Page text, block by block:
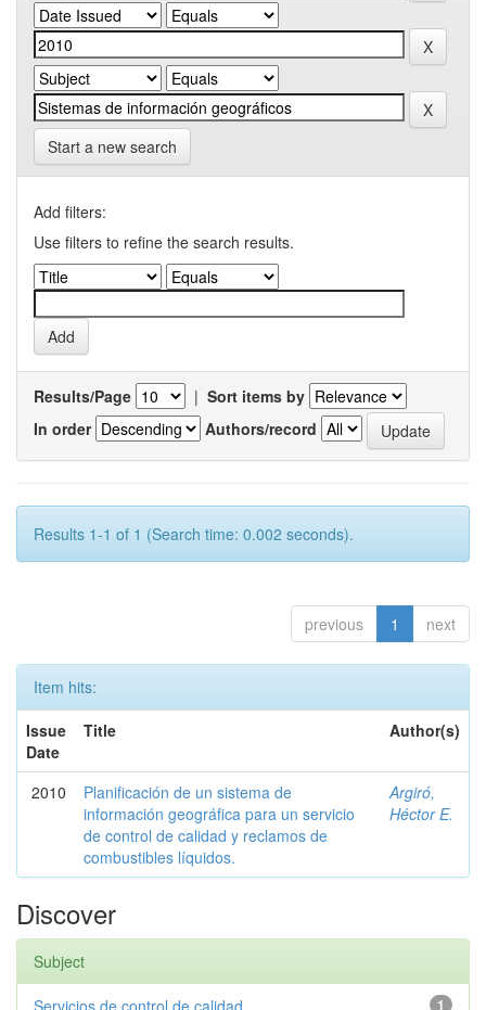
Start a new search
Add filters:
Use filters to refine the search results.
Results/Page | Sort items by
In order
Authors/record
Results 1-1 of 1 (Search time: 0.002 seconds).
previous 1 next
Item hits:
Issue
Date
Title Author(s)
2010
Planificación de un sistema de
información geográfica para un servicio
de control de calidad y reclamos de
combustibles líquidos.
Argiró,
Héctor E.
Discover
Subject
1
Servicios de control de calidad